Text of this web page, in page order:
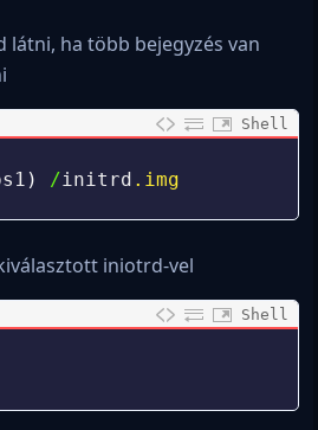
látni, ha több bejegyzés van
Shell
) /initrd .img
iniotrd-vel
Shell